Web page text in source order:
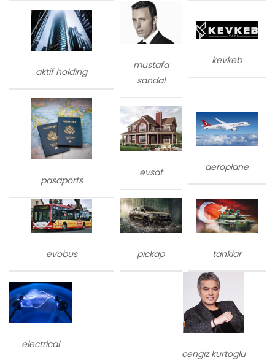
aktif holding
mustafa
sandal
kevkeb
pasaports
evsat aeroplane
evobus pickap tanklar
electrical
cengiz kurtoglu